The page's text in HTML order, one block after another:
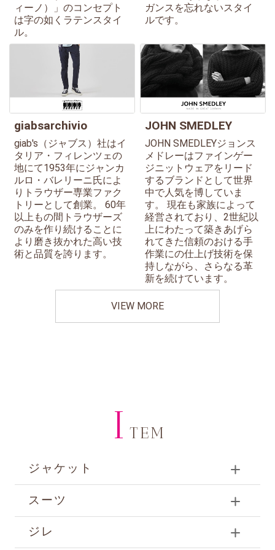
ィーノ）」のコンセプト
は字の如くラテンスタイ
ル。
ガンスを忘れないスタイ
ルです。
giabsarchivio
giab's（ジャブス）社はイ
タリア・フィレンツェの
地にて1953年にジャンカ
ルロ・バレリーニ氏によ
りトラウザー専業ファク
トリーとして創業。 60年
以上もの間トラウザーズ
のみを作り続けることに
より磨き抜かれた高い技
術と品質を誇ります。
JOHN SMEDLEY
JOHN SMEDLEYジョンス
メドレーはファインゲー
ジニットウェアをリード
するブランドとして世界
中で人気を博していま
す。 現在も家族によって
経営されており、2世紀以
上にわたって築きあげら
れてきた信頼のおける手
作業にの仕上げ技術を保
持しながら、さらなる革
新を続けています。
VIEW MORE
I TEM
ジャケット
スーツ
ジレ